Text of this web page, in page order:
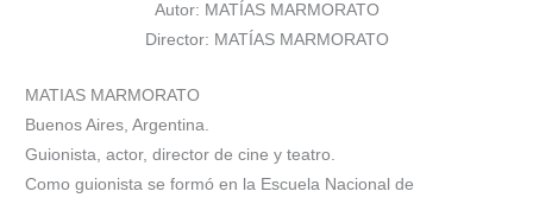
Autor: MATÍAS MARMORATO
Director: MATÍAS MARMORATO
MATIAS MARMORATO
Buenos Aires, Argentina.
Guionista, actor, director de cine y teatro.
Como guionista se formó en la Escuela Nacional de